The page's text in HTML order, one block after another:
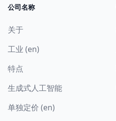
公司名称
关于
工业 (en)
特点
生成式人工智能
单独定价 (en)